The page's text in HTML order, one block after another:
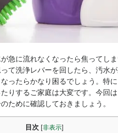
が急に流れなくなったら焦ってし
て洗浄レバーを回したら、汚水
ったらかなり困るでしょう。特
りするご家庭は大変です。今回
ために確認しておきましょう。
目次 非表示]